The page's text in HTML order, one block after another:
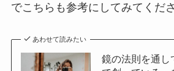
でこちらも参考にしてみてくだ
あわせて読みたい
鏡の法則を通し